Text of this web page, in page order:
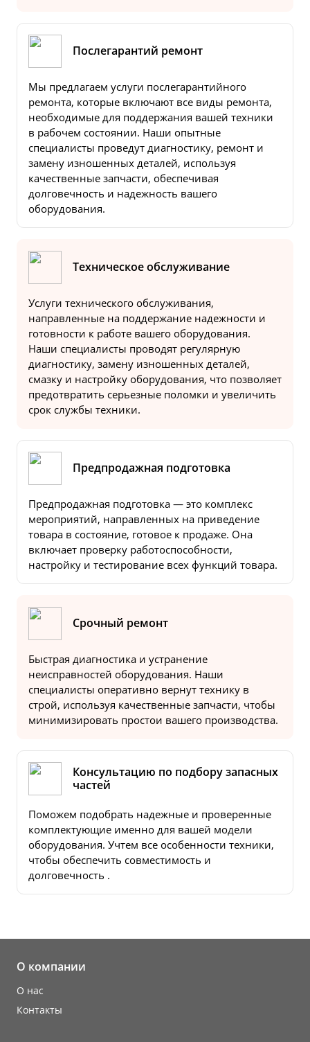
Послегарантий ремонт
Мы предлагаем услуги послегарантийного
ремонта, которые включают все виды ремонта,
необходимые для поддержания вашей техники
в рабочем состоянии. Наши опытные
специалисты проведут диагностику, ремонт и
замену изношенных деталей, используя
качественные запчасти, обеспечивая
долговечность и надежность вашего
оборудования.
Техническое обслуживание
Услуги технического обслуживания,
направленные на поддержание надежности и
готовности к работе вашего оборудования.
Наши специалисты проводят регулярную
диагностику, замену изношенных деталей,
смазку и настройку оборудования, что позволяет
предотвратить серьезные поломки и увеличить
срок службы техники.
Предпродажная подготовка
Предпродажная подготовка — это комплекс
мероприятий, направленных на приведение
товара в состояние, готовое к продаже. Она
включает проверку работоспособности,
настройку и тестирование всех функций товара.
Срочный ремонт
Быстрая диагностика и устранение
неисправностей оборудования. Наши
специалисты оперативно вернут технику в
строй, используя качественные запчасти, чтобы
минимизировать простои вашего производства.
Консультацию по подбору запасных
частей
Поможем подобрать надежные и проверенные
комплектующие именно для вашей модели
оборудования. Учтем все особенности техники,
чтобы обеспечить совместимость и
долговечность .
О компании
О нас
Контакты